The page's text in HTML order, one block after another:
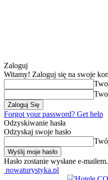
Zaloguj
Witamy! Zaloguj się na swoje
Forgot your password? Get help
Odzyskiwanie hasła
Odzyskaj swoje hasło
Hasło zostanie wysłane e-mailem.
nowaturystyka.pl